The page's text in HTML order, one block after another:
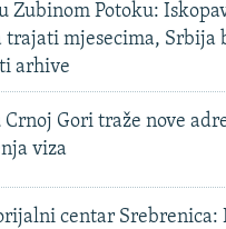
Zubinom Potoku:
trajati mjesecima, Srbija
arhive
Crnoj Gori traže nove
viza
centar Srebrenica: